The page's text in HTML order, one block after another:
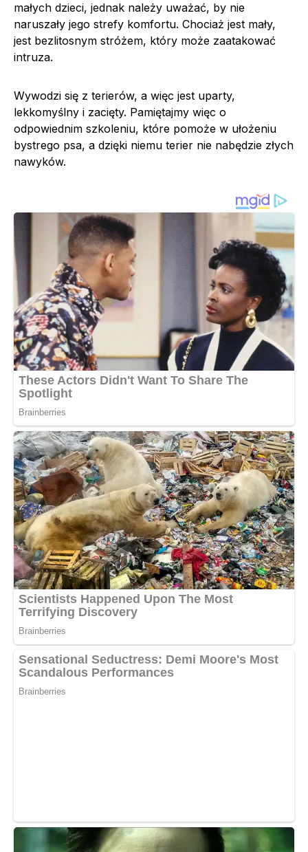
małych dzieci, jednak należy uważać, by nie
naruszały jego strefy komfortu. Chociaż jest mały,
jest bezlitosnym stróżem, który może zaatakować
intruza.
Wywodzi się z terierów, a więc jest uparty,
lekkomyślny i zacięty. Pamiętajmy więc o
odpowiednim szkoleniu, które pomoże w ułożeniu
bystrego psa, a dzięki niemu terier nie nabędzie złych
nawyków.